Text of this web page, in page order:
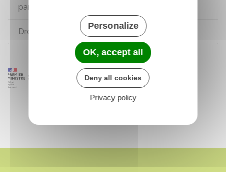
parents
Droit à l'image et respect de la vie privée
Personalize
OK, accept all
Deny all cookies
Privacy policy